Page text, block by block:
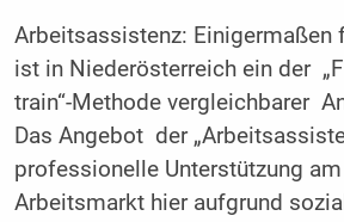
Arbeitsassistenz: Einigermaßen
ist in Niederösterreich ein der
train“-Methode vergleichbarer
Das Angebot der
professionelle Unterstützung
Arbeitsmarkt hier aufgrund